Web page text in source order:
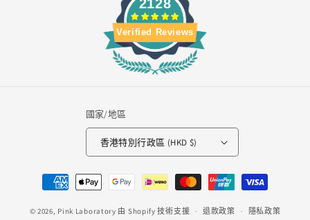
2128
Verified Reviews
國家/地區
香港特別行政區 (HKD $)
付
款
方
© 2026, Pink Laboratory 由 Shopify 技術支援 退款政策 隱私政策